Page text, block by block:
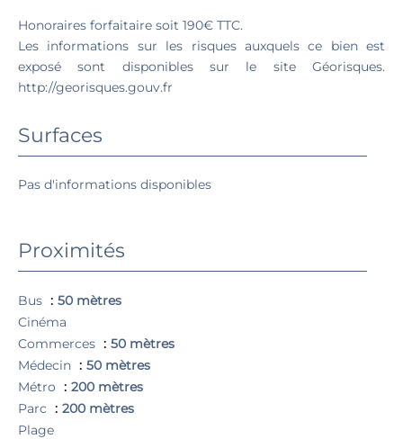
Honoraires forfaitaire soit 190€ TTC.
Les informations sur les risques auxquels ce bien est
exposé sont disponibles sur le site Géorisques.
http://georisques.gouv.fr
Surfaces
Pas d'informations disponibles
Proximités
Bus
50 mètres
Cinéma
Commerces
50 mètres
Médecin
50 mètres
Métro
200 mètres
Parc
200 mètres
Plage